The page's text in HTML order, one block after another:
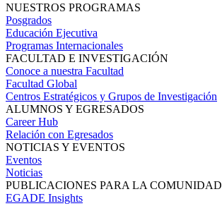
NUESTROS PROGRAMAS
Posgrados
Educación Ejecutiva
Programas Internacionales
FACULTAD E INVESTIGACIÓN
Conoce a nuestra Facultad
Facultad Global
Centros Estratégicos y Grupos de Investigación
ALUMNOS Y EGRESADOS
Career Hub
Relación con Egresados
NOTICIAS Y EVENTOS
Eventos
Noticias
PUBLICACIONES PARA LA COMUNIDAD
EGADE Insights